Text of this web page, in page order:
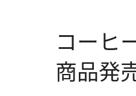
コーヒ
商品発